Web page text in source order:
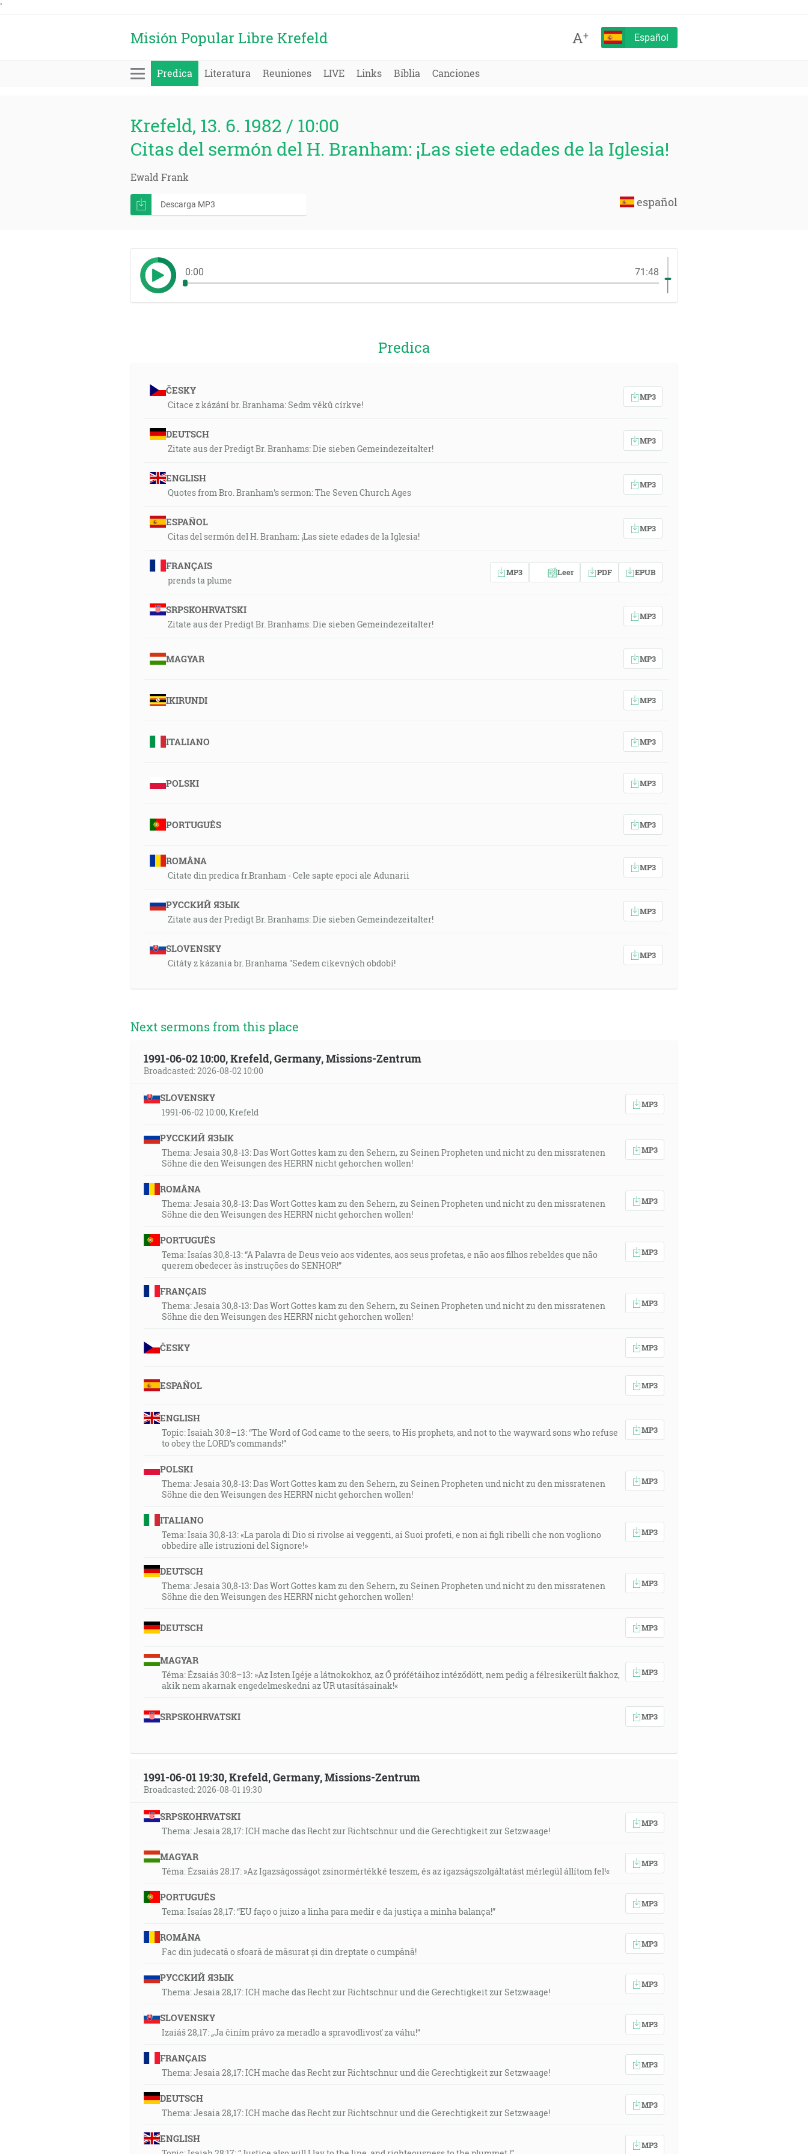
'
Misión Popular Libre Krefeld A+ Español
Predica Literatura Reuniones LIVE Links Biblia Canciones
Krefeld, 13. 6. 1982 / 10:00
Citas del sermón del H. Branham: ¡Las siete edades de la Iglesia!
Ewald Frank
español
Descarga MP3
0:00 71:48
Predica
ČESKY
Citace z kázání br. Branhama: Sedm věků církve!
MP3
DEUTSCH
Zitate aus der Predigt Br. Branhams: Die sieben Gemeindezeitalter!
MP3
ENGLISH
Quotes from Bro. Branham's sermon: The Seven Church Ages
MP3
ESPAÑOL
Citas del sermón del H. Branham: ¡Las siete edades de la Iglesia!
MP3
FRANÇAIS
prends ta plume
MP3 Leer PDF EPUB
SRPSKOHRVATSKI
Zitate aus der Predigt Br. Branhams: Die sieben Gemeindezeitalter!
MP3
MAGYAR MP3
IKIRUNDI MP3
ITALIANO MP3
POLSKI MP3
PORTUGUÊS MP3
ROMÂNA
Citate din predica fr.Branham - Cele sapte epoci ale Adunarii
MP3
РУССКИЙ ЯЗЫК
Zitate aus der Predigt Br. Branhams: Die sieben Gemeindezeitalter!
MP3
SLOVENSKY
Citáty z kázania br. Branhama "Sedem cikevných období!
MP3
Next sermons from this place
1991-06-02 10:00, Krefeld, Germany, Missions-Zentrum
Broadcasted: 2026-08-02 10:00
SLOVENSKY
1991-06-02 10:00, Krefeld
MP3
РУССКИЙ ЯЗЫК
Thema: Jesaia 30,8-13: Das Wort Gottes kam zu den Sehern, zu Seinen Propheten und nicht zu den missratenen
Söhne die den Weisungen des HERRN nicht gehorchen wollen!
MP3
ROMÂNA
Thema: Jesaia 30,8-13: Das Wort Gottes kam zu den Sehern, zu Seinen Propheten und nicht zu den missratenen
Söhne die den Weisungen des HERRN nicht gehorchen wollen!
MP3
PORTUGUÊS
Tema: Isaías 30,8-13: “A Palavra de Deus veio aos videntes, aos seus profetas, e não aos filhos rebeldes que não
querem obedecer às instruções do SENHOR!”
MP3
FRANÇAIS
Thema: Jesaia 30,8-13: Das Wort Gottes kam zu den Sehern, zu Seinen Propheten und nicht zu den missratenen
Söhne die den Weisungen des HERRN nicht gehorchen wollen!
MP3
ČESKY MP3
ESPAÑOL MP3
ENGLISH
Topic: Isaiah 30:8–13: “The Word of God came to the seers, to His prophets, and not to the wayward sons who refuse
to obey the LORD’s commands!”
MP3
POLSKI
Thema: Jesaia 30,8-13: Das Wort Gottes kam zu den Sehern, zu Seinen Propheten und nicht zu den missratenen
Söhne die den Weisungen des HERRN nicht gehorchen wollen!
MP3
ITALIANO
Tema: Isaia 30,8-13: «La parola di Dio si rivolse ai veggenti, ai Suoi profeti, e non ai figli ribelli che non vogliono
obbedire alle istruzioni del Signore!»
MP3
DEUTSCH
Thema: Jesaia 30,8-13: Das Wort Gottes kam zu den Sehern, zu Seinen Propheten und nicht zu den missratenen
Söhne die den Weisungen des HERRN nicht gehorchen wollen!
MP3
DEUTSCH MP3
MAGYAR
Téma: Ézsaiás 30:8–13: »Az Isten Igéje a látnokokhoz, az Ő prófétáihoz intéződött, nem pedig a félresikerült fiakhoz,
akik nem akarnak engedelmeskedni az ÚR utasításainak!«
MP3
SRPSKOHRVATSKI MP3
1991-06-01 19:30, Krefeld, Germany, Missions-Zentrum
Broadcasted: 2026-08-01 19:30
SRPSKOHRVATSKI
Thema: Jesaia 28,17: ICH mache das Recht zur Richtschnur und die Gerechtigkeit zur Setzwaage!
MP3
MAGYAR
Téma: Ézsaiás 28:17: »Az Igazságosságot zsinormértékké teszem, és az igazságszolgáltatást mérlegül állítom fel!«
MP3
PORTUGUÊS
Tema: Isaías 28,17: “EU faço o juizo a linha para medir e da justiça a minha balança!”
MP3
ROMÂNA
Fac din judecată o sfoară de măsurat și din dreptate o cumpănă!
MP3
РУССКИЙ ЯЗЫК
Thema: Jesaia 28,17: ICH mache das Recht zur Richtschnur und die Gerechtigkeit zur Setzwaage!
MP3
SLOVENSKY
Izaiáš 28,17: „Ja činím právo za meradlo a spravodlivosť za váhu!“
MP3
FRANÇAIS
Thema: Jesaia 28,17: ICH mache das Recht zur Richtschnur und die Gerechtigkeit zur Setzwaage!
MP3
DEUTSCH
Thema: Jesaia 28,17: ICH mache das Recht zur Richtschnur und die Gerechtigkeit zur Setzwaage!
MP3
ENGLISH
MP3